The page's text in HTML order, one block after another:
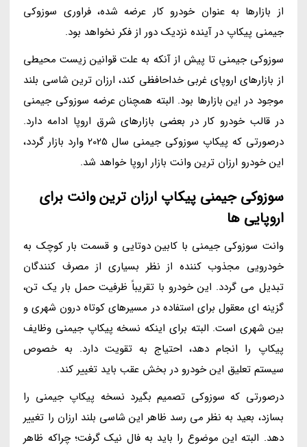
از بازارها به عنوان خودرو کار عرضه شده، فراوری سوزوکی
جیمنی پیکاپ در آینده نزدیک دور از فکر نخواهد بود.
سوزوکی جیمنی تا پیش از آنکه به علت قوانین زیست محیطی
از بازارهای اروپای غربی خداحافظی کند، ارزان ترین شاسی بلند
موجود در این بازارها بود. البته همچنان عرضه سوزوکی جیمنی
در قالب خودرو کار در بعضی بازارهای شرق اروپا ادامه دارد.
درصورتی که پیکاپ سوزوکی جیمنی سال 2025 وارد بازار گردد،
این خودرو ارزان ترین وانت بازار اروپا خواهد شد.
سوزوکی جیمنی پیکاپ ارزان ترین وانت برای
اروپایی ها
وانت سوزوکی جیمنی با کابین دوتایی و قسمت بار کوچک به
خودرویی مجذوب کننده از نظر بسیاری از مصرف کنندگان
تبدیل می گردد. این خودرو با تقریباً ظرفیت حمل بار یک تن،
گزینه ای معقول برای استفاده در مسیرهای کوتاه درون شهری و
بین شهری است. البته برای اینکه نسخه پیکاپ جیمنی وظایف
پیکاپ را انجام دهد، احتیاج به تقویت دارد. به خصوص
سیستم تعلیق این خودرو در بخش عقب باید تغییر کند.
درصورتی که سوزوکی تصمیم بگیرد نسخه پیکاپ جیمنی را
بسازد، بعید به نظر می رسد ظاهر این شاسی بلند ارزان را تغییر
دهد. البته این موضوع را باید به فال نیک گرفت؛ چراکه ظاهر